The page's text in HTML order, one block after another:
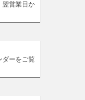
翌営業日か
ダーをご覧